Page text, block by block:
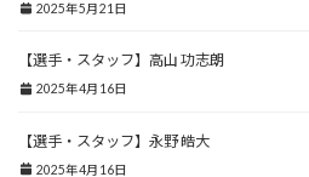
2025年5月21日
【選手・スタッフ】高山 功志朗
2025年4月16日
【選手・スタッフ】永野 皓大
2025年4月16日